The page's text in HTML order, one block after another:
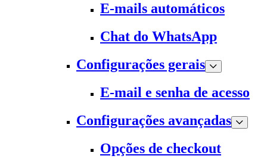
E-mails automáticos
Chat do WhatsApp
Configurações gerais
E-mail e senha de acesso
Configurações avançadas
Opções de checkout